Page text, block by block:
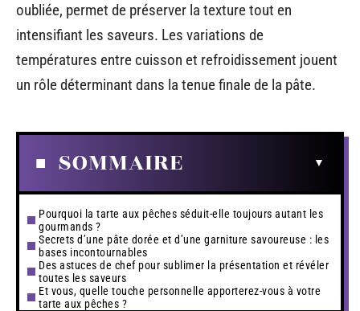
oubliée, permet de préserver la texture tout en
intensifiant les saveurs. Les variations de
températures entre cuisson et refroidissement jouent
un rôle déterminant dans la tenue finale de la pâte.
SOMMAIRE
Pourquoi la tarte aux pêches séduit-elle toujours autant les
gourmands ?
Secrets d’une pâte dorée et d’une garniture savoureuse : les
bases incontournables
Des astuces de chef pour sublimer la présentation et révéler
toutes les saveurs
Et vous, quelle touche personnelle apporterez-vous à votre
tarte aux pêches ?